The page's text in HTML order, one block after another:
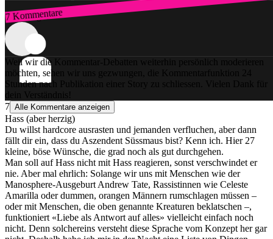
7 Kommentare
Zum Login
Weil wir die Kommentar-Debatten weiterhin persönlich moderieren
möchten, sehen wir uns gezwungen, die Kommentarfunktion 24
Stunden nach Publikation einer Story zu schliessen. Vielen Dank für
dein Verständnis!
7 Alle Kommentare anzeigen
Hass (aber herzig)
Du willst hardcore ausrasten und jemanden verfluchen, aber dann
fällt dir ein, dass du Aszendent Süssmaus bist? Kenn ich. Hier 27
kleine, böse Wünsche, die grad noch als gut durchgehen.
Man soll auf Hass nicht mit Hass reagieren, sonst verschwindet er
nie. Aber mal ehrlich: Solange wir uns mit Menschen wie der
Manosphere-Ausgeburt Andrew Tate, Rassistinnen wie Celeste
Amarilla oder dummen, orangen Männern rumschlagen müssen –
oder mit Menschen, die oben genannte Kreaturen beklatschen –,
funktioniert «Liebe als Antwort auf alles» vielleicht einfach noch
nicht. Denn solchereins versteht diese Sprache vom Konzept her gar